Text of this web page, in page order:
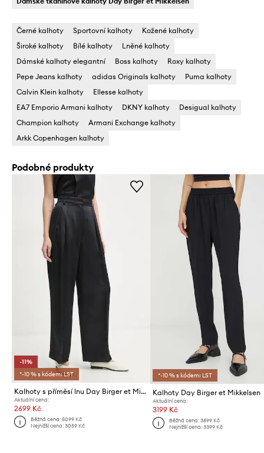
Černé kalhoty Sportovní kalhoty
Kožené kalhoty
Široké kalhoty
Bílé kalhoty
Lněné kalhoty
Dámské kalhoty elegantní
Boss kalhoty
Roxy kalhoty
Pepe Jeans kalhoty
adidas Originals kalhoty
Puma kalhoty
Calvin Klein kalhoty
Ellesse kalhoty
EA7 Emporio Armani kalhoty
DKNY kalhoty
Desigual kalhoty
Champion kalhoty
Armani Exchange kalhoty
Arkk Copenhagen kalhoty
Podobné produkty
-11%
*-10 % s kódem: LST
Kalhoty s příměsí lnu Day Birger et Mikkelsen Enzo
Aktuální cena:
2699 Kč
Běžná cena:5099 Kč
Nejnižší cena:3059 Kč
*-10 % s kódem: LST
Kalhoty Day Birger et Mikkelsen
Aktuální cena:
3199 Kč
Běžná cena: 3899 Kč
Nejnižší cena: 3399 Kč